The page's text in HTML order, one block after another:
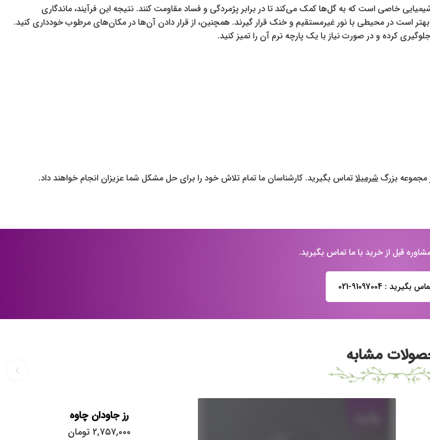
خاصی است که به گل‌ها کمک می‌کند تا در برابر پژمردگی و فساد مقاومت کنند. نتیجه این فرآیند، ماندگاری
در محیطی با نور غیرمستقیم و خنک قرار گیرند. همچنین، از قرار دادن آن‌ها در مکان‌های مرطوب خودداری کنید.
کرده و در صورت نیاز با یک پارچه نرم آن را تمیز کنید.
مجموعه بزرگشرمیلاتماس بگیرید. کارشناسان ما تمام تلاش خود را برای حل مشکل شما عزیزان انجام خواهند داد.
قبل از خرید با ما تماس بگیرید.
بگیرید : 91097004-021
مشابه
رز جاودان چاوه
۲,۷۵۷,۰۰۰ تومان